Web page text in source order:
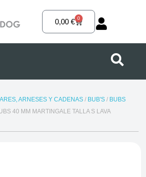
0,00€ 0
Carrito
ARNESES Y CADENAS/ BUB'S/ BUBS
40 MM MARTINGALE TALLA S LAVA